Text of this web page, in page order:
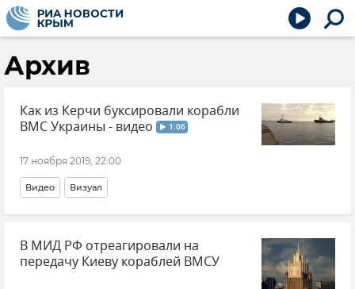
Архив
Как из Керчи буксировали корабли
ВМС Украины - видео
1:06
17 ноября 2019, 22:00
Видео Визуал
В МИД РФ отреагировали на
передачу Киеву кораблей ВМСУ